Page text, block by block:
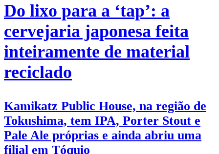
Do lixo para a ‘tap’: a
cervejaria japonesa feita
inteiramente de material
reciclado
Kamikatz Public House, na região de
Tokushima, tem IPA, Porter Stout e
Pale Ale próprias e ainda abriu uma
filial em Tóquio